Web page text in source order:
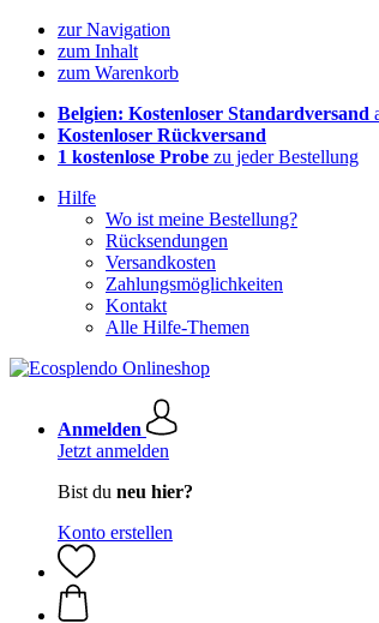
zur Navigation
zum Inhalt
zum Warenkorb
Belgien: Kostenloser Standardversand
Kostenloser Rückversand
1 kostenlose Probe zu jeder Bestellung
Hilfe
Wo ist meine Bestellung?
Rücksendungen
Versandkosten
Zahlungsmöglichkeiten
Kontakt
Alle Hilfe-Themen
Anmelden
Jetzt anmelden
Bist du neu hier?
Konto erstellen